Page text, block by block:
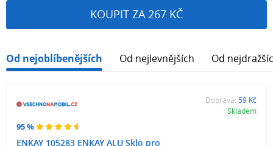
KOUPIT ZA 267 KČ
Od nejoblíbenějších Od nejlevnějších Od
95 %
ENKAY 105283 ENKAY ALU Sklo pro
Doprava: 59 Kč
Skladem